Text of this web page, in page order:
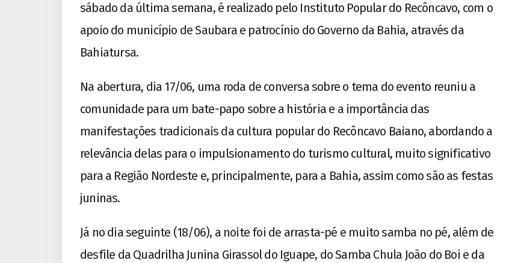
sábado da última semana, é realizado pelo Instituto Popular do Recôncavo, com o
apoio do município de Saubara e patrocínio do Governo da Bahia, através da
Bahiatursa.
Na abertura, dia 17/06, uma roda de conversa sobre o tema do evento reuniu a
comunidade para um bate-papo sobre a história e a importância das
manifestações tradicionais da cultura popular do Recôncavo Baiano, abordando a
relevância delas para o impulsionamento do turismo cultural, muito significativo
para a Região Nordeste e, principalmente, para a Bahia, assim como são as festas
juninas.
Já no dia seguinte (18/06), a noite foi de arrasta-pé e muito samba no pé, além de
desfile da Quadrilha Junina Girassol do Iguape, do Samba Chula João do Boi e da